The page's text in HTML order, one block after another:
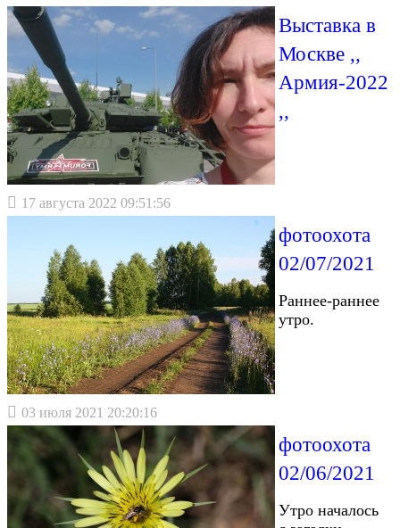
Выставка в
Москве ,,
Армия-2022
,,
17 августа 2022 09:51:56
фотоохота
02/07/2021
Раннее-раннее
утро.
03 июля 2021 20:20:16
фотоохота
02/06/2021
Утро началось